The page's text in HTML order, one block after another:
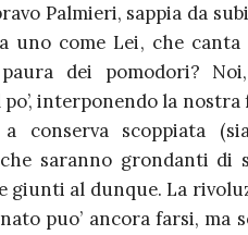
Palmieri, sappia da
uno come Lei, che canta
dei pomodori?
interponendo la
conserva scoppiata
saranno grondanti
giunti al dunque. La
puo’ ancora farsi, ma